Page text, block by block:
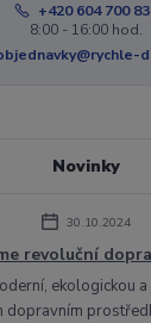
+420 604 700
8:00 - 16:00 hod.
Novinky
30.10.2024
revoluční
ekologickou
dopravním